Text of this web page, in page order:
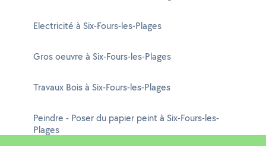
Electricité à Six-Fours-les-Plages
Gros oeuvre à Six-Fours-les-Plages
Travaux Bois à Six-Fours-les-Plages
Peindre - Poser du papier peint à Six-Fours-les-
Plages